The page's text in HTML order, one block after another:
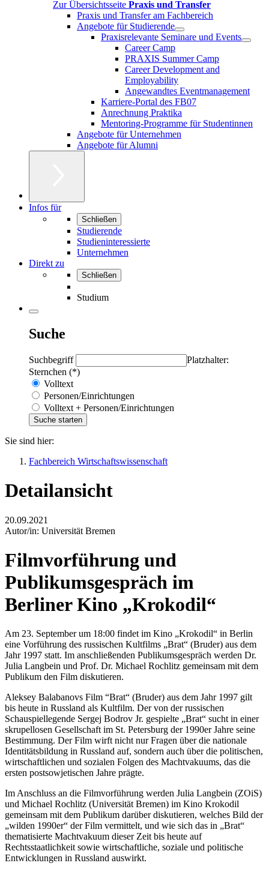
Zur Übersichtsseite Praxis und Transfer
Praxis und Transfer am Fachbereich
Angebote für Studierende
Praxisrelevante Seminare und Events
Career Camp
PRAXIS Summer Camp
Career Development and
Employability
Angewandtes Eventmanagement
Karriere-Portal des FB07
Anrechnung Praktika
Mentoring-Programme für Studentinnen
Angebote für Unternehmen
Angebote für Alumni
Infos für
Schließen
Studierende
Studieninteressierte
Unternehmen
Direkt zu
Schließen
Studium
Suche
Suchbegriff
Platzhalter:
Sternchen (*)
Volltext
Personen/Einrichtungen
Volltext + Personen/Einrichtungen
Sie sind hier:
Fachbereich Wirtschaftswissenschaft
Detailansicht
20.09.2021
Autor/in: Universität Bremen
Filmvorführung und
Publikumsgespräch im
Berliner Kino „Krokodil“
Am 23. September um 18:00 findet im Kino „Krokodil“ in Berlin
eine Vorführung des russischen Kultfilms „Brat“ (Bruder) aus dem
Jahr 1997 statt. Im anschließenden Publikumsgespräch werden Dr.
Julia Langbein und Prof. Dr. Michael Rochlitz gemeinsam mit dem
Publikum den Film diskutieren.
Aleksey Balabanovs Film “Brat“ (Bruder) aus dem Jahr 1997 gilt
bis heute in Russland als Kultfilm. Der von der russischen
Schauspiellegende Sergej Bodrov Jr. gespielte „Brat“ sucht in einer
skrupellosen Gesellschaft im St. Petersburg der 1990er Jahre seine
Bestimmung. Der Film wirft nicht nur Fragen über die nationale
Identitätsbildung in Russland auf, sondern auch über die politischen,
wirtschaftlichen und sozialen Folgen des Machtvakuums, das die
ersten postsowjetischen Jahre prägte.
Im Anschluss an die Filmvorführung werden Julia Langbein (ZOiS)
und Michael Rochlitz (Universität Bremen) im Kino Krokodil
gemeinsam mit dem Publikum darüber diskutieren, welches Bild der
„wilden 1990er“ der Film vermittelt, und wie sich das in „Brat“
thematisierte Machtvakuum dieser Zeit bis heute auf
Rechtsstaatlichkeit sowie wirtschaftliche, soziale und politische
Entwicklungen in Russland auswirkt.